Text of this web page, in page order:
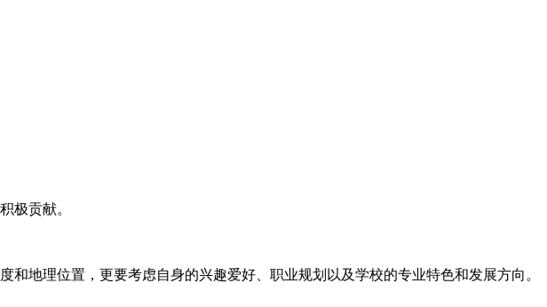
极贡献。
地理位置，更要考虑自身的兴趣爱好、职业规划以及学校的专业特色和发展方向。